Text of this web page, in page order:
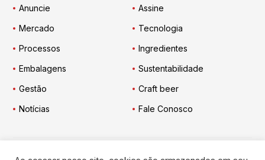
Anuncie
Assine
Mercado
Tecnologia
Processos
Ingredientes
Embalagens
Sustentabilidade
Gestão
Craft beer
Notícias
Fale Conosco